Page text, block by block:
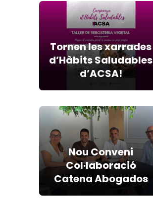
Tornen les xarrades
d’Hàbits Saludables
d’ACSA!
Nou Conveni
Col·laboració
Catena Abogados